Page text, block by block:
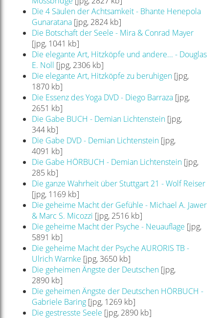
Die 4 Säulen der Achtsamkeit - Bhante Henepola
Gunaratana[jpg, 2824 kb]
Die Botschaft der Seele - Mira & Conrad Mayer
[jpg, 1041 kb]
Die elegante Art, Hitzköpfe und andere... - Douglas
E. Noll [jpg, 2306 kb]
Die elegante Art, Hitzköpfe zu beruhigen[jpg,
1870 kb]
Die Essenz des Yoga DVD - Diego Barraza[jpg,
2651 kb]
Die Gabe BUCH - Demian Lichtenstein[jpg,
344 kb]
Die Gabe DVD - Demian Lichtenstein[jpg,
4091 kb]
Die Gabe HÖRBUCH - Demian Lichtenstein[jpg,
285 kb]
Die ganze Wahrheit über Stuttgart 21 - Wolf Reiser
[jpg, 1169 kb]
Die geheime Macht der Gefühle - Michael A. Jawer
& Marc S. Micozzi [jpg, 2516 kb]
Die geheime Macht der Psyche - Neuauflage [jpg,
5891 kb]
Die geheime Macht der Psyche AURORIS TB -
Ulrich Warnke [jpg, 3650 kb]
Die geheimen Ängste der Deutschen[jpg,
2890 kb]
Die geheimen Ängste der Deutschen HÖRBUCH -
Gabriele Baring[jpg, 1269 kb]
Die gestresste Seele [jpg, 2890 kb]